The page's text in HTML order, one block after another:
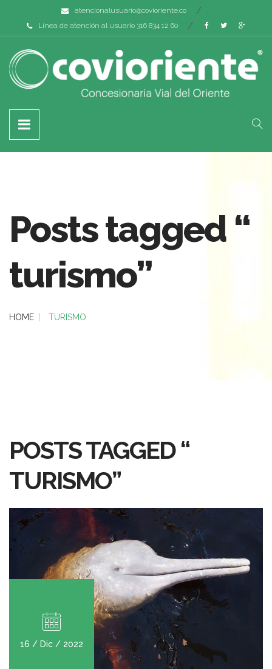
atencionalusuario@covioriente.co
Línea de atención al usuario 316 834 12 60
Posts tagged “
turismo”
HOME TURISMO
POSTS TAGGED “
TURISMO”
16 / Dic / 2022